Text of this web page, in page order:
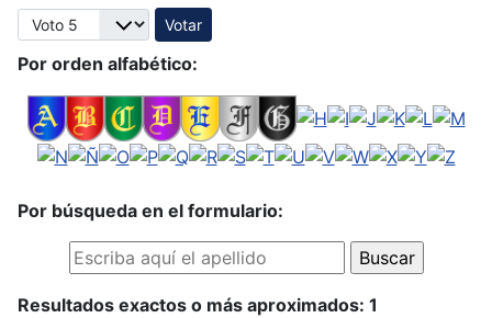
Por favor, vote
Por orden alfabético:
Por búsqueda en el formulario:
Resultados exactos o más aproximados: 1